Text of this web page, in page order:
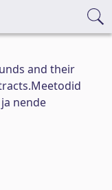
and their
nende